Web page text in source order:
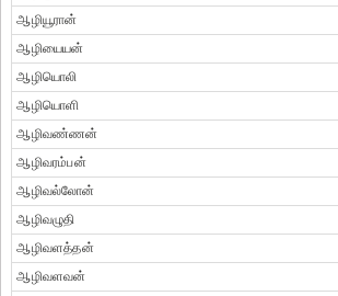
ஆழியூரான்
ஆழியையன்
ஆழியொலி
ஆழியொளி
ஆழிவண்ணன்
ஆழிவரம்பன்
ஆழிவல்லோன்
ஆழிவழுதி
ஆழிவளத்தன்
ஆழிவளவன்